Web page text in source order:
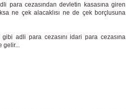
para cezasından devletin kasasına giren
ne çek alacaklısı ne de çek borçlusuna
adli para cezasını idari para cezasına